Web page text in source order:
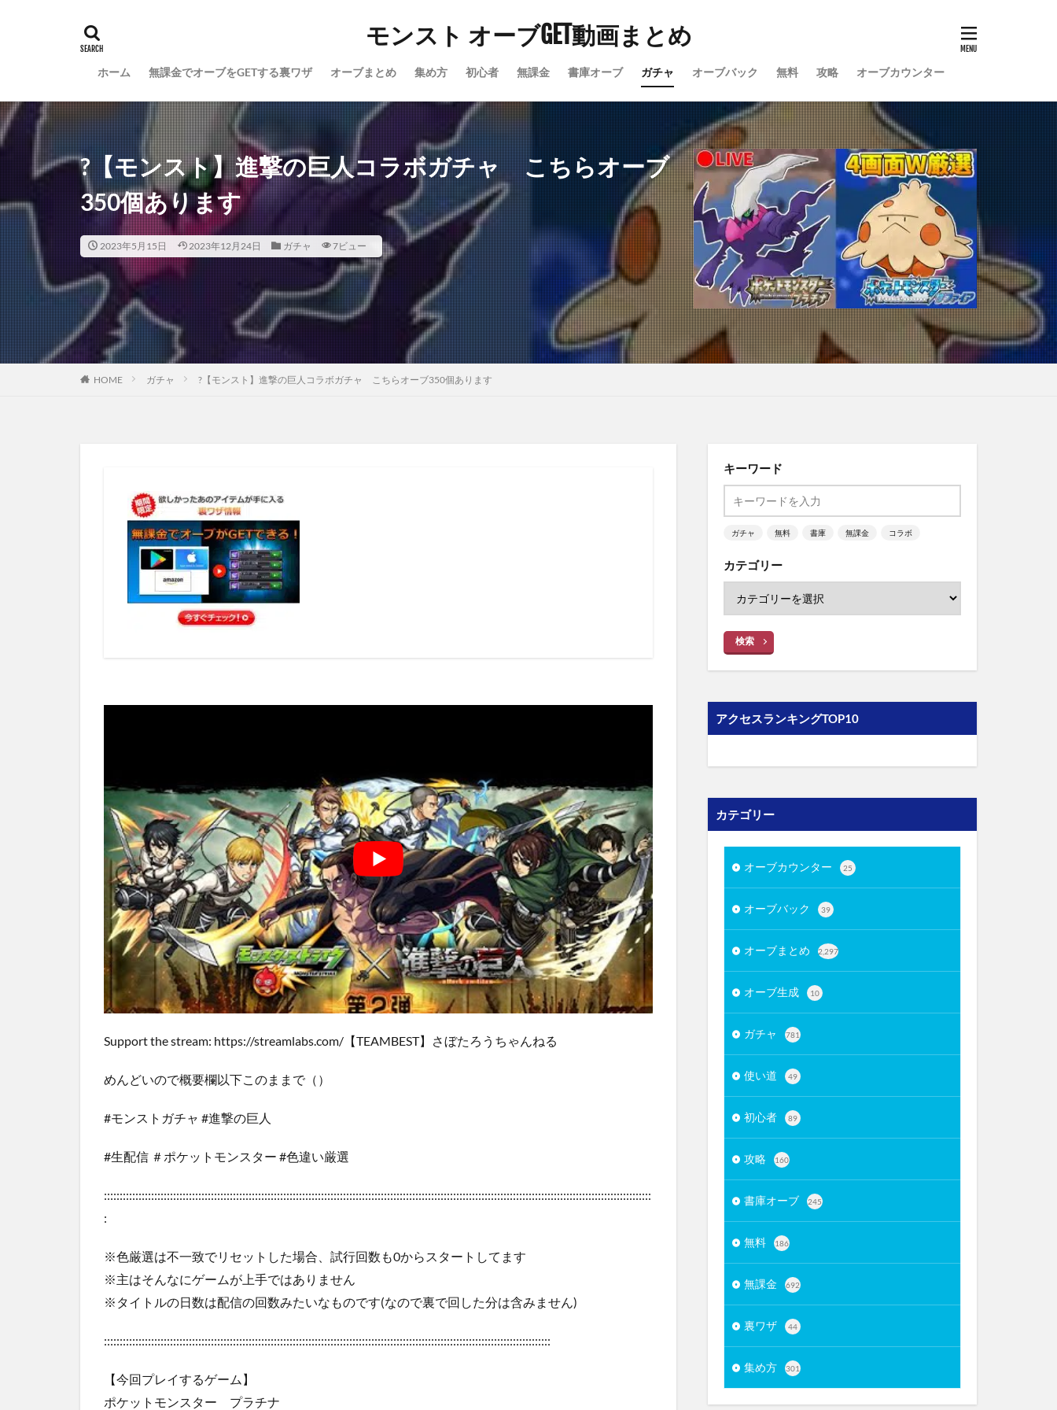
モンスト オーブGET動画まとめ
ホーム 無課金でオーブをGETする裏ワザ オーブまとめ 集め方 初心者 無課金 書庫オーブ ガチャ オーブバック 無料 攻略 オーブカウンター
?【モンスト】進撃の巨人コラボガチャ こちらオーブ
350個あります
2023年5月15日 2023年12月24日 ガチャ 7ビュー
HOME ガチャ ?【モンスト】進撃の巨人コラボガチャ こちらオーブ350個あります
Support the stream: https://streamlabs.com/【TEAMBEST】さぼたろうちゃんねる
めんどいので概要欄以下このままで（）
#モンストガチャ #進撃の巨人
#生配信 ＃ポケットモンスター #色違い厳選
::::::::::::::::::::::::::::::::::::::::::::::::::::::::::::::::::::::::::::::::::::::::::::::::::::::::::::::::::::::::::::::::::::::::::::::::::::::::::::::::::::::::::::::
:
※色厳選は不一致でリセットした場合、試行回数も0からスタートしてます
※主はそんなにゲームが上手ではありません
※タイトルの日数は配信の回数みたいなものです(なので裏で回した分は含みません)
::::::::::::::::::::::::::::::::::::::::::::::::::::::::::::::::::::::::::::::::::::::::::::::::::::::::::::::::::::::::::::::::::::::::::::::
【今回プレイするゲーム】
ポケットモンスター プラチナ
キーワード
ガチャ 無料 書庫 無課金 コラボ
カテゴリー
検索
アクセスランキングTOP10
カテゴリー
オーブカウンター 25
オーブバック 39
オーブまとめ 2,297
オーブ生成 10
ガチャ 781
使い道 49
初心者 89
攻略 160
書庫オーブ 245
無料 186
無課金 692
裏ワザ 44
集め方 301